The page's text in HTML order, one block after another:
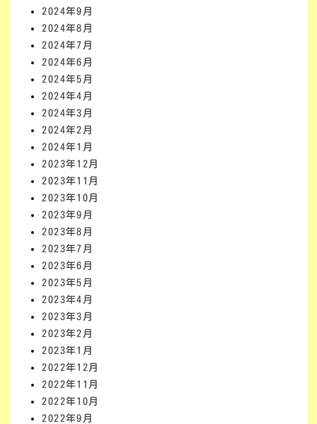
2024年9月
2024年8月
2024年7月
2024年6月
2024年5月
2024年4月
2024年3月
2024年2月
2024年1月
2023年12月
2023年11月
2023年10月
2023年9月
2023年8月
2023年7月
2023年6月
2023年5月
2023年4月
2023年3月
2023年2月
2023年1月
2022年12月
2022年11月
2022年10月
2022年9月